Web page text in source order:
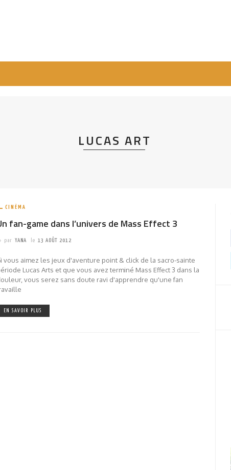
LUCAS ART
CINÉMA
fan-game dans l’univers de Mass Effect 3
par YANA le 13 AOÛT 2012
vous aimez les jeux d'aventure point & click de la sacro-sainte
Lucas Arts et que vous avez terminé Mass Effect 3 dans la
vous serez sans doute ravi d'apprendre qu'une fan
EN SAVOIR PLUS